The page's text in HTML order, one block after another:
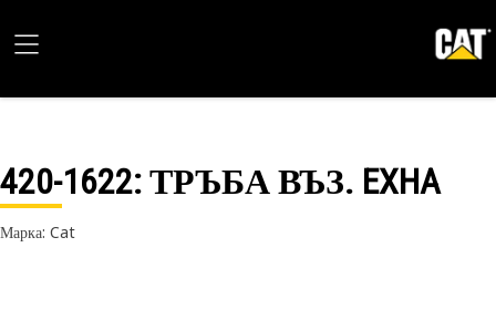
420-1622: ТРЪБА ВЪЗ. EXHA
Марка: Cat